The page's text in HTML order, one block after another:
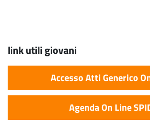
link utili giovani
Accesso Atti Generico
Agenda On Line